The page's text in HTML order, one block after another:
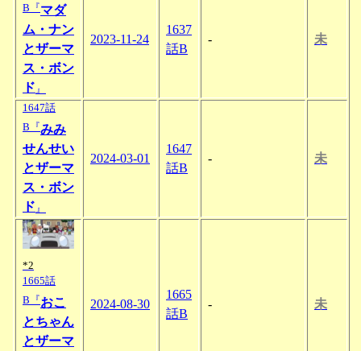
B『マダ
ム・ナン
とザーマ
ス・ボン
ド 』
2023-11-24
1637
話B
- 未
1647話
B『みみ
せんせい
とザーマ
ス・ボン
ド 』
2024-03-01
1647
話B
- 未
*2
1665話
B『おこ
とちゃん
とザーマ
2024-08-30
1665
話B
- 未